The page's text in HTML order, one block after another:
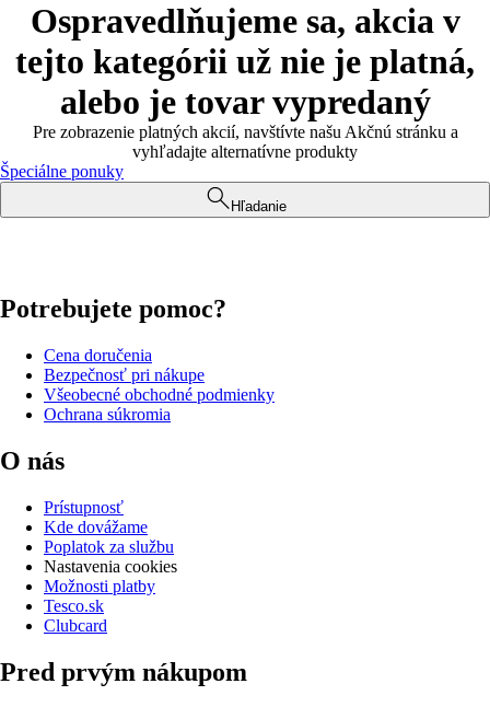
Ospravedlňujeme sa, akcia v
tejto kategórii už nie je platná,
alebo je tovar vypredaný
Pre zobrazenie platných akcií, navštívte našu Akčnú stránku a
vyhľadajte alternatívne produkty
Špeciálne ponuky
Hľadanie
Potrebujete pomoc?
Cena doručenia
Bezpečnosť pri nákupe
Všeobecné obchodné podmienky
Ochrana súkromia
O nás
Prístupnosť
Kde dovážame
Poplatok za službu
Nastavenia cookies
Možnosti platby
Tesco.sk
Clubcard
Pred prvým nákupom